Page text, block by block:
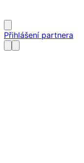
Přihlášení partnera